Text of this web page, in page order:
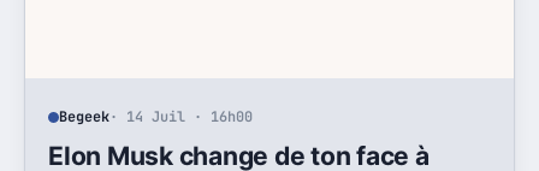
Begeek· 14 Juil · 16h00
Elon Musk change de ton face à